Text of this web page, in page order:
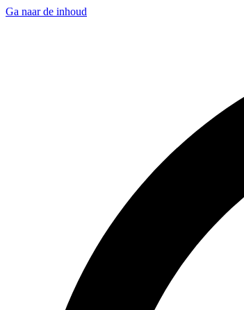
Ga naar de inhoud